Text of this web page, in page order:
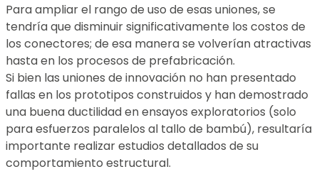
Para ampliar el rango de uso de esas uniones, se
tendría que disminuir significativamente los costos de
los conectores; de esa manera se volverían atractivas
hasta en los procesos de prefabricación.
Si bien las uniones de innovación no han presentado
fallas en los prototipos construidos y han demostrado
una buena ductilidad en ensayos exploratorios (solo
para esfuerzos paralelos al tallo de bambú), resultaría
importante realizar estudios detallados de su
comportamiento estructural.